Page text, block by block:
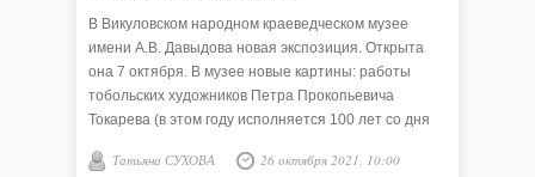
В Викуловском народном краеведческом музее
имени А.В. Давыдова новая экспозиция. Открыта
она 7 октября. В музее новые картины: работы
тобольских художников Петра Прокопьевича
Токарева (в этом году исполняется 100 лет со дня
Чукомина (1874-1938 г.р.).
Татьяна СУХОВА 26 октября 2021, 10:00